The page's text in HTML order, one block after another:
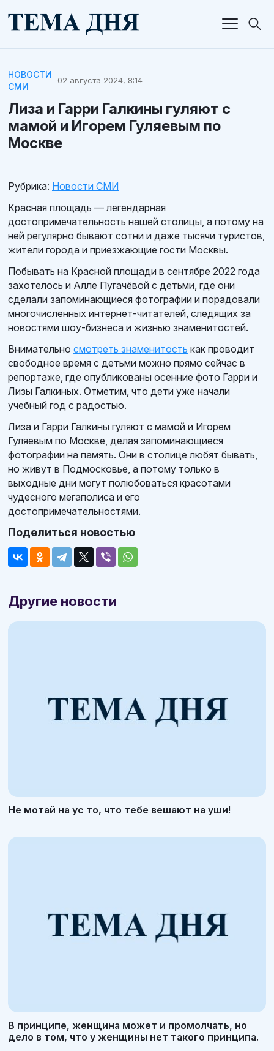
НОВОСТИ
СМИ
02 августа 2024, 8:14
Лиза и Гарри Галкины гуляют с
мамой и Игорем Гуляевым по
Москве
Рубрика: Новости СМИ
Красная площадь — легендарная
достопримечательность нашей столицы, а потому на
ней регулярно бывают сотни и даже тысячи туристов,
жители города и приезжающие гости Москвы.
Побывать на Красной площади в сентябре 2022 года
захотелось и Алле Пугачёвой с детьми, где они
сделали запоминающиеся фотографии и порадовали
многочисленных интернет-читателей, следящих за
новостями шоу-бизнеса и жизнью знаменитостей.
Внимательно смотреть знаменитость как проводит
свободное время с детьми можно прямо сейчас в
репортаже, где опубликованы осенние фото Гарри и
Лизы Галкиных. Отметим, что дети уже начали
учебный год с радостью.
Лиза и Гарри Галкины гуляют с мамой и Игорем
Гуляевым по Москве, делая запоминающиеся
фотографии на память. Они в столице любят бывать,
но живут в Подмосковье, а потому только в
выходные дни могут полюбоваться красотами
чудесного мегаполиса и его
достопримечательностями.
Поделиться новостью
Другие новости
Не мотай на ус то, что тебе вешают на уши!
В принципе, женщина может и промолчать, но
дело в том, что у женщины нет такого принципа.